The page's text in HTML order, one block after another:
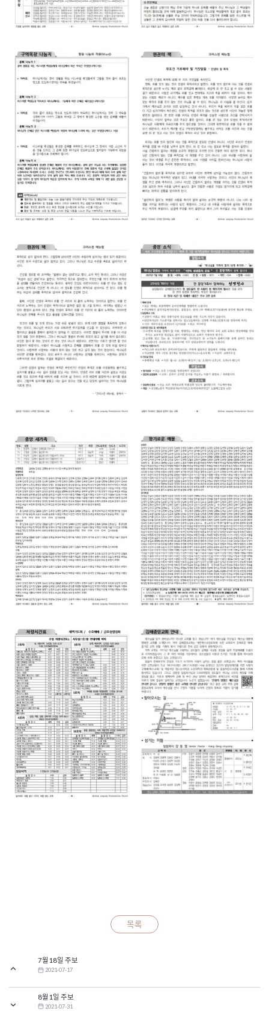
목록
7월18일 주보
2021-07-17
8월1일 주보
2021-07-31